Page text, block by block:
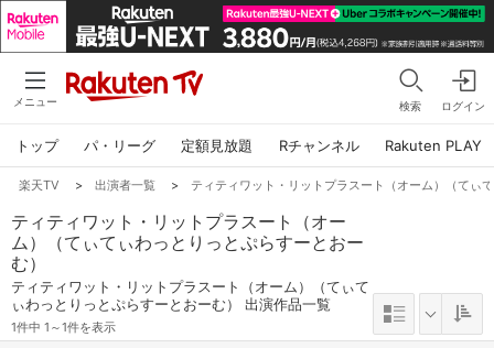
メニュー 検索 ログイン
トップ パ・リーグ 定額見放題 Rチャンネル Rakuten PLAY
楽天TV > 出演者一覧 > ティティワット・リットプラスート（オーム）（てぃ
ティティワット・リットプラスート（オー
ム）（てぃてぃわっとりっとぷらすーとおー
む）
ティティワット・リットプラスート（オーム）（てぃて
ぃわっとりっとぷらすーとおーむ） 出演作品一覧
1件中 1～1件を表示